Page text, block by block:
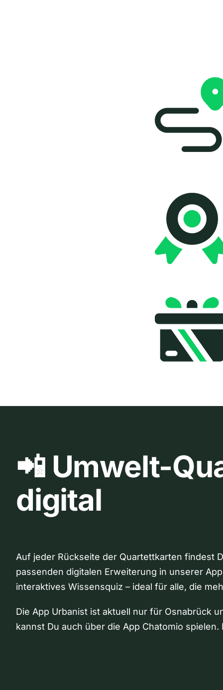
📲 Umwelt-
digital
Auf jeder Rückseite der Quartettkarten findest
passenden digitalen Erweiterung in unserer
interaktives Wissensquiz – ideal für alle, die
Die App Urbanist ist aktuell nur für Osnabrück
kannst Du auch über die App Chatomio